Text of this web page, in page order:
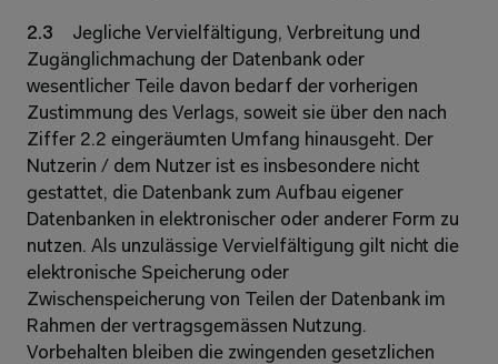
2.3 Jegliche Vervielfältigung, Verbreitung und
Zugänglichmachung der Datenbank oder
wesentlicher Teile davon bedarf der vorherigen
Zustimmung des Verlags, soweit sie über den nach
Ziffer 2.2 eingeräumten Umfang hinausgeht. Der
Nutzerin / dem Nutzer ist es insbesondere nicht
gestattet, die Datenbank zum Aufbau eigener
Datenbanken in elektronischer oder anderer Form zu
nutzen. Als unzulässige Vervielfältigung gilt nicht die
elektronische Speicherung oder
Zwischenspeicherung von Teilen der Datenbank im
Rahmen der vertragsgemässen Nutzung.
Vorbehalten bleiben die zwingenden gesetzlichen